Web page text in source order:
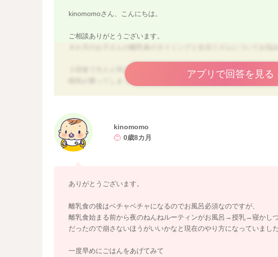
kinomomoさん、こんにちは。
ご相談ありがとうございます。
２回食で大人と同じ時間に食べるほうが、よく食べてくれている様
眠気が勝ってしまっている様子もありますし、もう少し開始時間を
今のお子さんの生活リズムに合わせて、食事時間を決めていく形で大
大人と同じような時間にしていくのは、３回食に慣れてきた１歳頃
よろしくお願いします。
アプリで回答を見る
kinomomo
0歳8カ月
ありがとうございます。
離乳食の後はベチャベチャになるのでお風呂必須なのですが、
離乳食始まる前から夜のねんねルーティンがお風呂→授乳→寝かし
だったので崩さないほうがいいかなと現在のやり方になっていました
一度早めにごはんをあげてみて